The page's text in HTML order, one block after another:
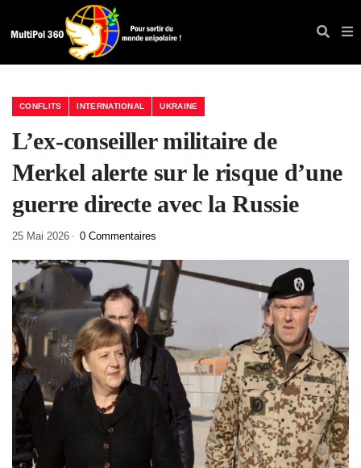
CONFLITS INTERNATIONAL UKRAINE
L’ex-conseiller militaire de
Merkel alerte sur le risque d’une
guerre directe avec la Russie
25 Mai 2026 0 Commentaires